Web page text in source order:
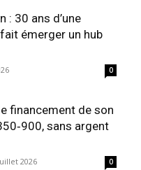
: 30 ans d’une
émerger un hub
0
financement de son
sans argent
2026 0